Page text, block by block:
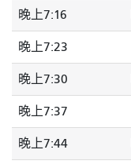
晚上7:16
晚上7:23
晚上7:30
晚上7:37
晚上7:44